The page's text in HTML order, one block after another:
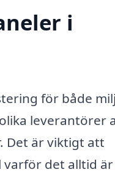
i
för både
leverantörer
Det är viktigt att
det alltid är